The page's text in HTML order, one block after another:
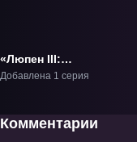
«Люпен III:
Бессмертная
Добавлена 1 серия
Комментарии